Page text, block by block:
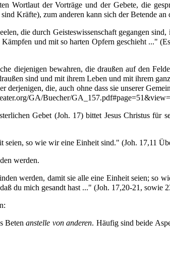
Wortlaut der Vorträge und der Gebete, die
Kräfte), zum anderen kann sich der Betende an
die durch Geisteswissenschaft gegangen
und mit so harten Opfern geschieht ..."
diejenigen bewahren, die draußen auf den
sind und mit ihrem Leben und mit ihrem
die, auch ohne dass sie unserer
Gebet (Joh. 17) bittet Jesus Christus für
seien, so wie wir eine Einheit sind." (Joh. 17,11
werden.
werden, damit sie alle eine Einheit seien; so
du mich gesandt hast ..." (Joh. 17,20-21, sowie
Betenanstelle von anderen. Häufig sind beide